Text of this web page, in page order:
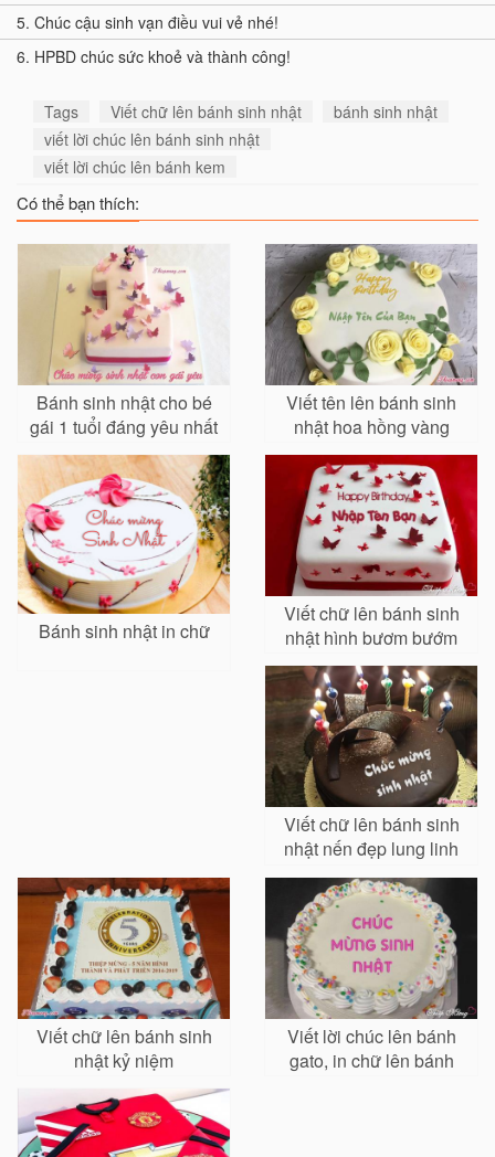
5. Chúc cậu sinh vạn điều vui vẻ nhé!
6. HPBD chúc sức khoẻ và thành công!
Tags Viết chữ lên bánh sinh nhật
bánh sinh nhật
viết lời chúc lên bánh sinh nhật
viết lời chúc lên bánh kem
Có thể bạn thích:
Bánh sinh nhật cho bé
gái 1 tuổi đáng yêu nhất
Viết tên lên bánh sinh
nhật hoa hồng vàng
Bánh sinh nhật in chữ
Viết chữ lên bánh sinh
nhật hình bươm bướm
xinh xắn
Viết chữ lên bánh sinh
nhật nến đẹp lung linh
Viết chữ lên bánh sinh
nhật kỷ niệm
Viết lời chúc lên bánh
gato, in chữ lên bánh